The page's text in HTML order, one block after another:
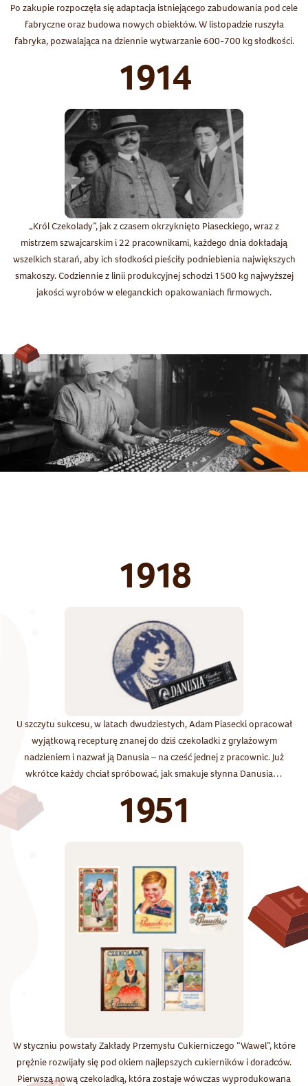
Po zakupie rozpoczęła się adaptacja istniejącego zabudowania pod cele
fabryczne oraz budowa nowych obiektów. W listopadzie ruszyła
fabryka, pozwalająca na dziennie wytwarzanie 600-700 kg słodkości.
1914
„Król Czekolady”, jak z czasem okrzyknięto Piaseckiego, wraz z
mistrzem szwajcarskim i 22 pracownikami, każdego dnia dokładają
wszelkich starań, aby ich słodkości pieściły podniebienia największych
smakoszy. Codziennie z linii produkcyjnej schodzi 1500 kg najwyższej
jakości wyrobów w eleganckich opakowaniach firmowych.
1918
U szczytu sukcesu, w latach dwudziestych, Adam Piasecki opracował
wyjątkową recepturę znanej do dziś czekoladki z grylażowym
nadzieniem i nazwał ją Danusia – na cześć jednej z pracownic. Już
wkrótce każdy chciał spróbować, jak smakuje słynna Danusia…
1951
W styczniu powstały Zakłady Przemysłu Cukierniczego “Wawel”, które
prężnie rozwijały się pod okiem najlepszych cukierników i doradców.
Pierwszą nową czekoladką, która zostaje wówczas wyprodukowana